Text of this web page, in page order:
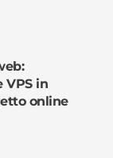
VPS in
online